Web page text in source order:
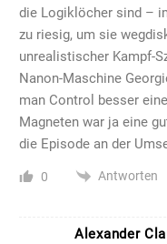
die Logiklöcher sind –
zu riesig, um sie
unrealistischer Kampf-
Nanon-Maschine
man Control besser
Magneten war ja eine
die Episode an der
0 Antworten
Alexander